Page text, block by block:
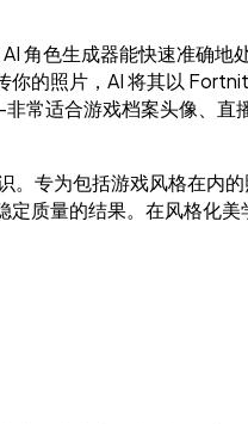
角色生成器能快速准确地
你的照片，AI 将其以
常适合游戏档案头像、直
。专为包括游戏风格在内
定质量的结果。在风格化美